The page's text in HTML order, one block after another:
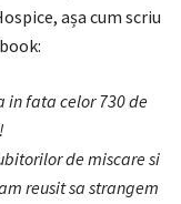
așa cum scriu
in fata celor 730 de
de miscare si
reusit sa strangem